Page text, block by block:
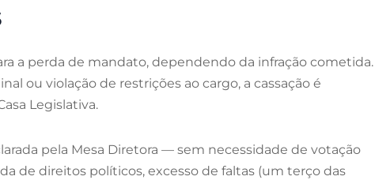
a perda de mandato, dependendo da infração cometida.
ou violação de restrições ao cargo, a cassação é
Legislativa.
pela Mesa Diretora — sem necessidade de votação
de direitos políticos, excesso de faltas (um terço das